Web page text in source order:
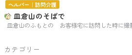
ヘルパー｜訪問介護
皿倉山のそばで
皿倉山のふもとの お客様宅に訪問した時に撮
カテゴリー